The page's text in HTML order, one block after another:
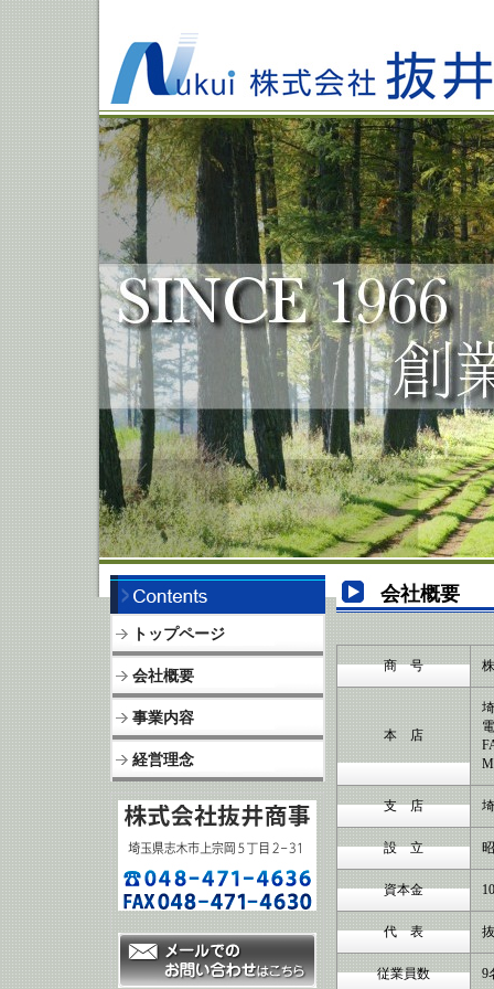
トップページ
会社概要
事業内容
経営理念
会社概要
商 号
本 店
支 店
設 立
資本金
代 表
従業員数 9